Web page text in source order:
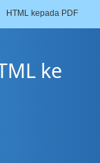
HTML kepada PDF
ke